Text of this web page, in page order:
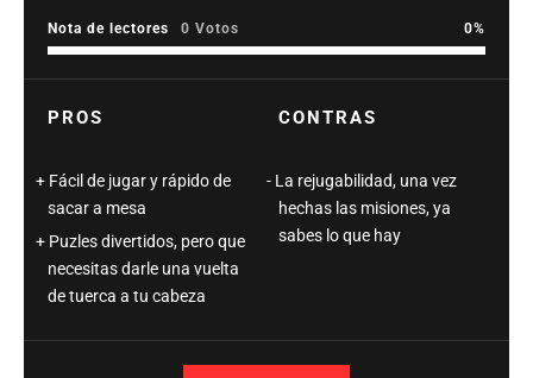
Nota de lectores 0 Votos 0
PROS
Fácil de jugar y rápido de
sacar a mesa
Puzles divertidos, pero que
necesitas darle una vuelta
de tuerca a tu cabeza
CONTRAS
La rejugabilidad, una vez
hechas las misiones, ya
sabes lo que hay